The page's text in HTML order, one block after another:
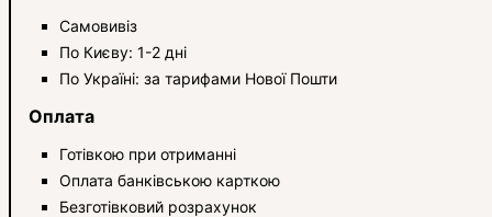
Самовивіз
По Києву: 1-2 дні
По Україні: за тарифами Нової Пошти
Оплата
Готівкою при отриманні
Оплата банківською карткою
Безготівковий розрахунок